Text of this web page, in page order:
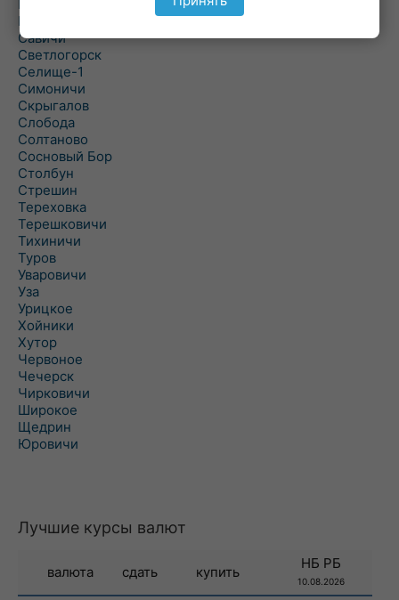
Рогинь
Рудня
Савичи
Светлогорск
Селище-1
Симоничи
Скрыгалов
Слобода
Солтаново
Сосновый Бор
Столбун
Стрешин
Тереховка
Терешковичи
Тихиничи
Туров
Уваровичи
Уза
Урицкое
Хойники
Хутор
Червоное
Чечерск
Чирковичи
Широкое
Щедрин
Юровичи
Лучшие курсы валют
валюта сдать купить
НБ РБ
10.08.2026